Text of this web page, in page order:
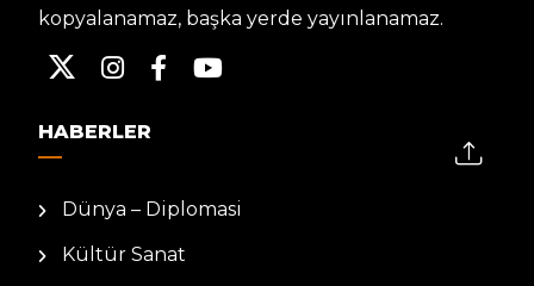
kopyalanamaz, başka yerde yayınlanamaz.
HABERLER
Dünya – Diplomasi
Kültür Sanat